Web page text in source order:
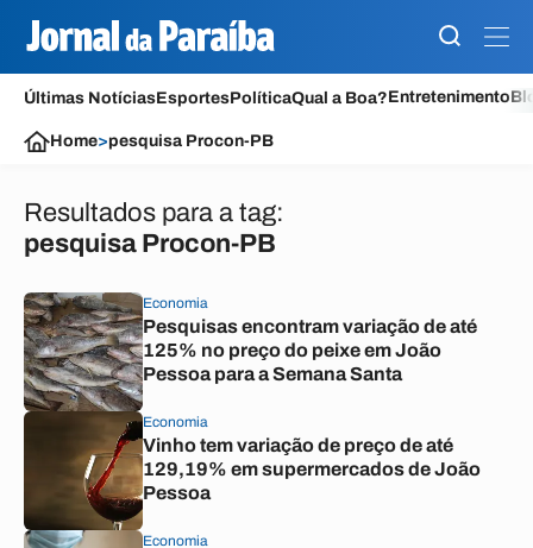
Últimas NotíciasEsportesPolíticaQual a Boa?Entretenimento
Home>pesquisa Procon-PB
Resultados para a tag:
pesquisa Procon-PB
Economia
Pesquisas encontram variação de até
125% no preço do peixe em João
Pessoa para a Semana Santa
Economia
Vinho tem variação de preço de até
129,19% em supermercados de João
Pessoa
Economia